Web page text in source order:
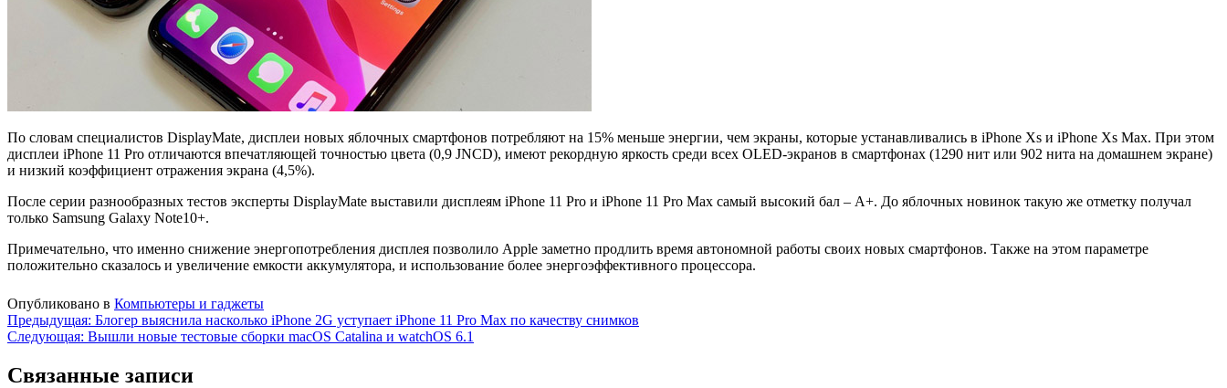
По словам специалистов DisplayMate, дисплеи новых яблочных смартфонов потребляют на 15% меньше энергии, чем экраны, которые устанавливались в iPhone Xs и iPhone Xs Max. При этом
дисплеи iPhone 11 Pro отличаются впечатляющей точностью цвета (0,9 JNCD), имеют рекордную яркость среди всех OLED-экранов в смартфонах (1290 нит или 902 нита на домашнем экране)
и низкий коэффициент отражения экрана (4,5%).
После серии разнообразных тестов эксперты DisplayMate выставили дисплеям iPhone 11 Pro и iPhone 11 Pro Max самый высокий бал – A+. До яблочных новинок такую же отметку получал
только Samsung Galaxy Note10+.
Примечательно, что именно снижение энергопотребления дисплея позволило Apple заметно продлить время автономной работы своих новых смартфонов. Также на этом параметре
положительно сказалось и увеличение емкости аккумулятора, и использование более энергоэффективного процессора.
Опубликовано в Компьютеры и гаджеты
Навигация
по
записям
Предыдущая: Блогер выяснила насколько iPhone 2G уступает iPhone 11 Pro Max по качеству снимков
Следующая: Вышли новые тестовые сборки macOS Catalina и watchOS 6.1
Связанные записи